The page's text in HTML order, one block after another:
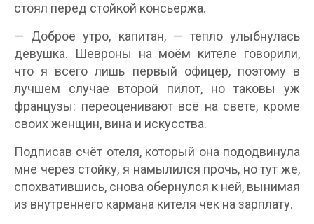
стоял перед стойкой консьержа.
— Доброе утро, капитан, — тепло улыбнулась
девушка. Шевроны на моём кителе говорили,
что я всего лишь первый офицер, поэтому в
лучшем случае второй пилот, но таковы уж
французы: переоценивают всё на свете, кроме
своих женщин, вина и искусства.
Подписав счёт отеля, который она пододвинула
мне через стойку, я намылился прочь, но тут же,
спохватившись, снова обернулся к ней, вынимая
из внутреннего кармана кителя чек на зарплату.